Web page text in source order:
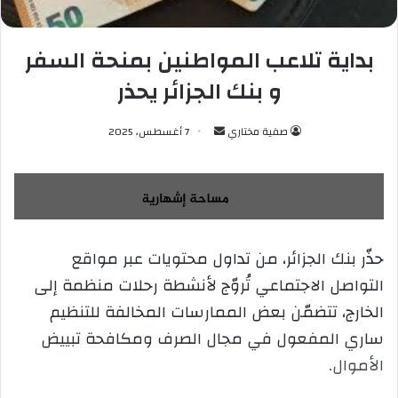
بداية تلاعب المواطنين بمنحة السفر
و بنك الجزائر يحذر
صفية مختاري
س
ل
ب
ي
د
ا
إ
ل
7 أغسطس، 2025
حذّر بنك الجزائر، من تداول محتويات عبر مواقع
التواصل الاجتماعي تُروّج لأنشطة رحلات منظمة إلى
الخارج، تتضمّن بعض الممارسات المخالفة للتنظيم
ساري المفعول في مجال الصرف ومكافحة تبييض
الأموال.